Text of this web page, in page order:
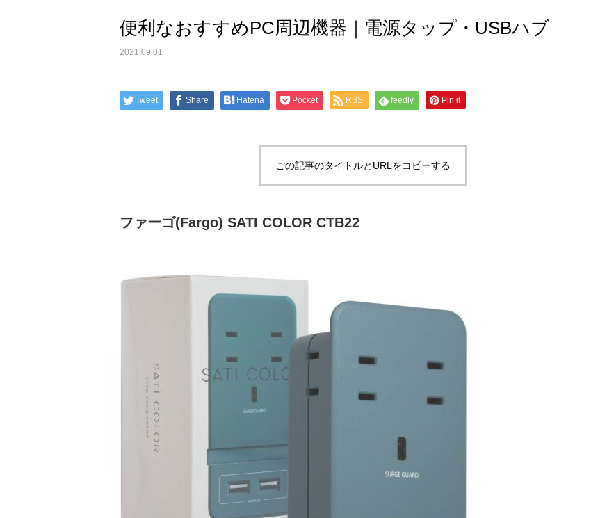
便利なおすすめPC周辺機器｜電源タップ・USBハブ
2021.09.01
Tweet Share Hatena Pocket RSS feedly Pin it
この記事のタイトルとURLをコピーする
ファーゴ(Fargo) SATI COLOR CTB22